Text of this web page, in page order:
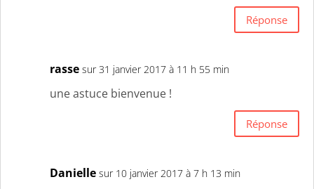
Réponse
rasse sur 31 janvier 2017 à 11 h 55 min
une astuce bienvenue !
Réponse
Danielle sur 10 janvier 2017 à 7 h 13 min